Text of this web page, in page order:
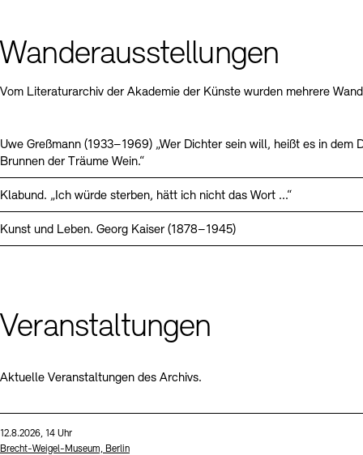
Wanderausstellungen
Vom Literaturarchiv der Akademie der Künste wurden mehrere
Uwe Greßmann (1933–1969) „Wer Dichter sein will, heißt es in dem
Brunnen der Träume Wein.“
Klabund. „Ich würde sterben, hätt ich nicht das Wort ...“
Kunst und Leben. Georg Kaiser (1878–1945)
Veranstaltungen
Aktuelle Veranstaltungen des Archivs.
Datum und Uhrzeit:
12.8.2026, 14 Uhr
Standort
Brecht-Weigel-Museum, Berlin